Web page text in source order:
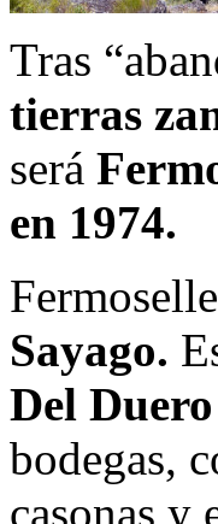
Tras
tierras
será
en 1974.
Sayago.
Del Duero
bodegas,
casonas y